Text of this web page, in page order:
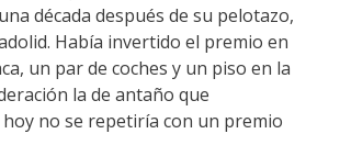
década después de su pelotazo,
Había invertido el premio en
un par de coches y un piso en la
la de antaño que
no se repetiría con un premio